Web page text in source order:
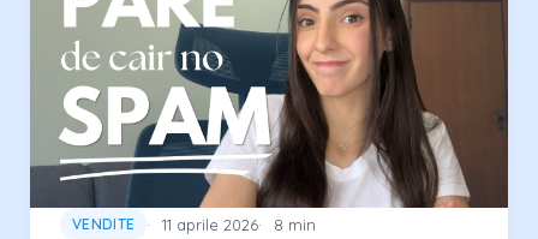
VENDITE 11 aprile 2026 8 min